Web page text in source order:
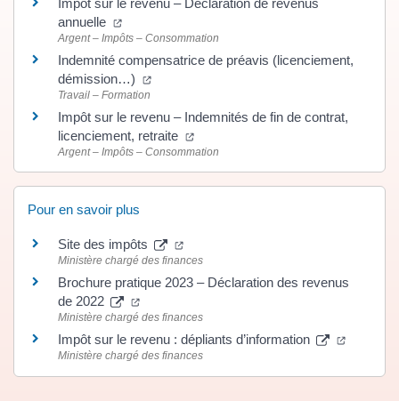
Impôt sur le revenu – Déclaration de revenus
annuelle
(ouverture dans un nouvel onglet)
Argent – Impôts – Consommation
Indemnité compensatrice de préavis (licenciement,
démission…)
(ouverture dans un nouvel onglet)
Travail – Formation
Impôt sur le revenu – Indemnités de fin de contrat,
licenciement, retraite
(ouverture dans un nouvel onglet)
Argent – Impôts – Consommation
Pour en savoir plus
Site des impôts (ouverture dans un nouvel onglet)
Ministère chargé des finances
Brochure pratique 2023 – Déclaration des revenus
de 2022
(ouverture dans un nouvel onglet)
Ministère chargé des finances
Impôt sur le revenu : dépliants d’information
Ministère chargé des finances